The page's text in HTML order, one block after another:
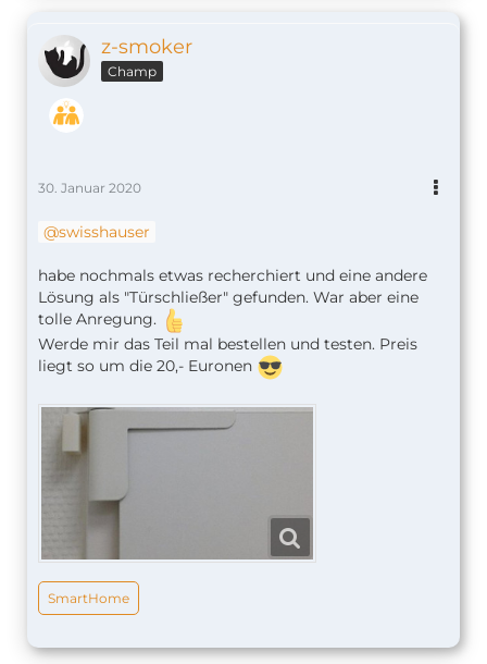
z-smoker
Champ
30. Januar 2020
swisshauser
habe nochmals etwas recherchiert und eine andere
Lösung als "Türschließer" gefunden. War aber eine
tolle Anregung.
Werde mir das Teil mal bestellen und testen. Preis
liegt so um die 20,- Euronen
SmartHome